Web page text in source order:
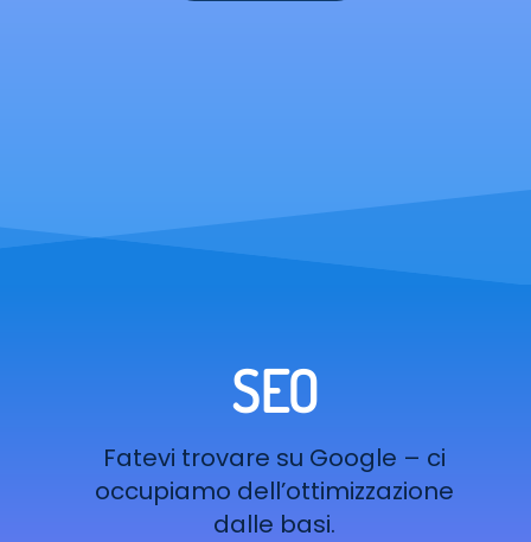
SEO
Fatevi trovare su Google – ci
occupiamo dell’ottimizzazione
dalle basi.